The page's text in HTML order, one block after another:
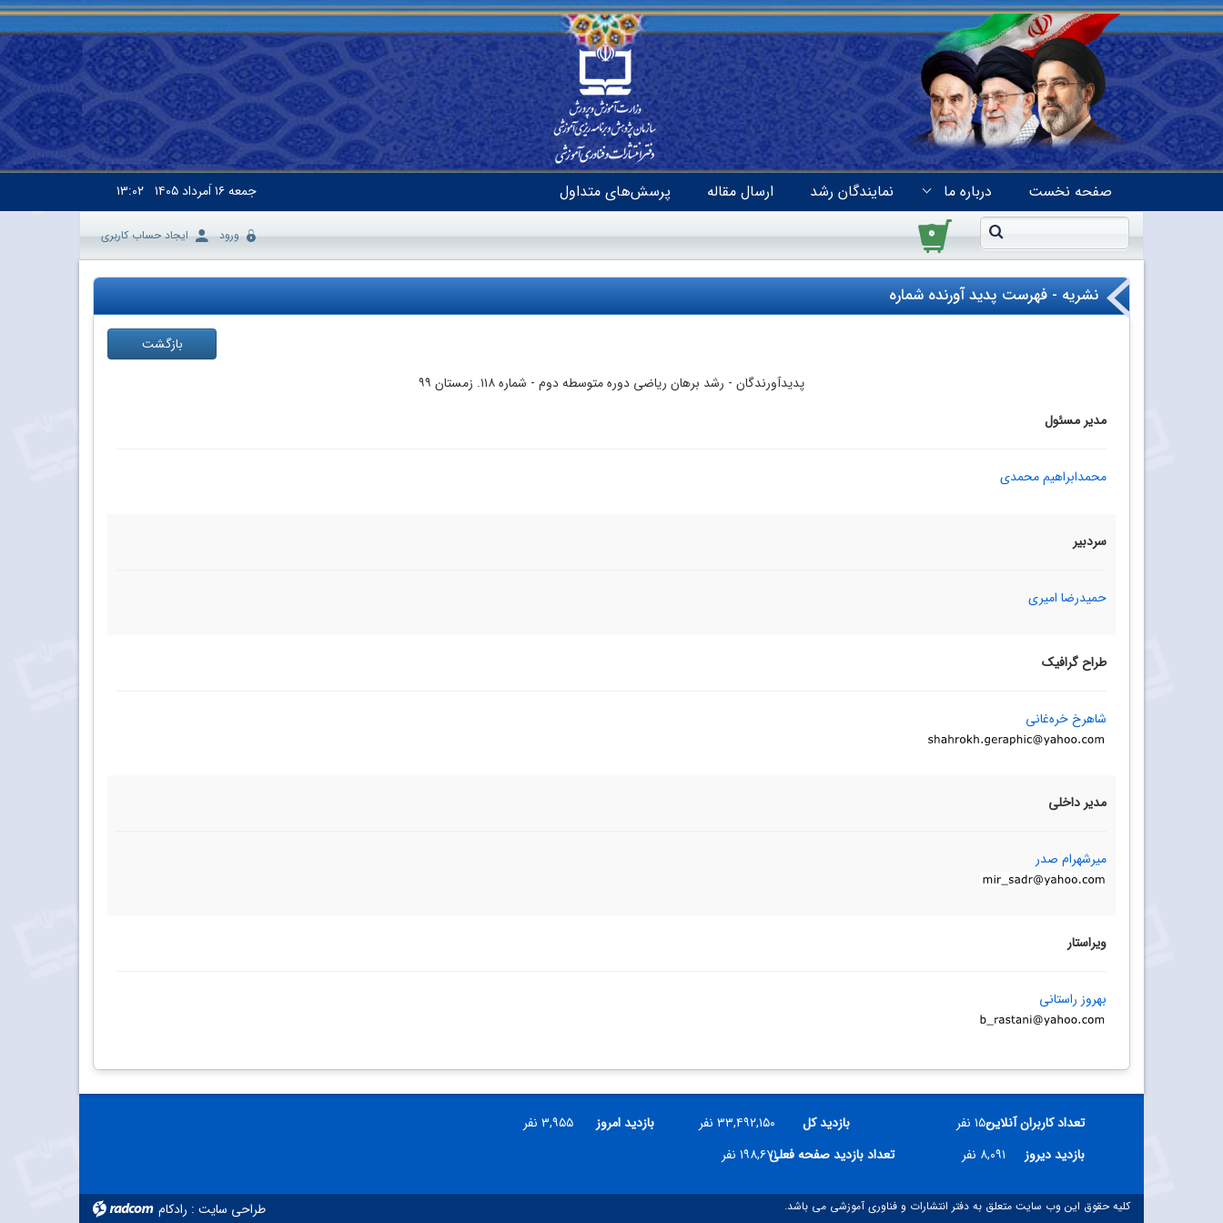
صفحه نخست درباره ما نمایندگان رشد ارسال مقاله پرسش‌های متداول جمعه۱۶ اَمرداد ۱۴۰۵ ۱۳:۰۲
۰ ورود ایجاد حساب کاربری
نشریه - فهرست پدید آورنده شماره
بازگشت
پدیدآورندگان - رشد برهان ریاضی دوره‌ متوسطه دوم - شماره ۱۱۸. زمستان ۹۹
مدیر مسئول
محمدابراهیم محمدی
سردبیر
حمیدرضا امیری
طراح گرافیک
شاهرخ خره‌غانی
مدیر داخلی
میرشهرام صدر
ویراستار
بهروز راستانی
تعداد کاربران آنلاین۱۵۰ نفر بازدید کل ۳۳,۴۹۲,۱۵۰ نفر بازدید امروز
۳,۹۵۵ نفر
بازدید دیروز
۸,۰۹۱ نفر تعداد بازدید صفحه فعلی۱۹۸,۶۷۱ نفر
کلیه حقوق این وب سایت متعلق به دفتر انتشارات و فناوری آموزشی می باشد. طراحی سایت : رادکام radcom